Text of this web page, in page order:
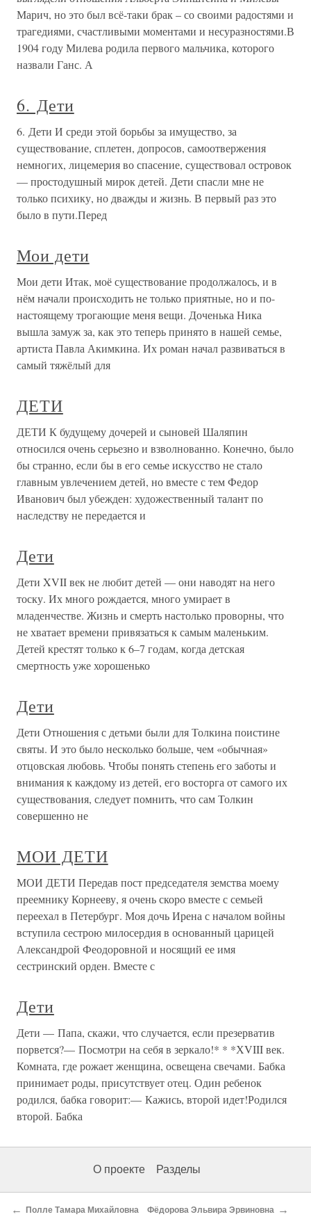
Марич, но это был всё-таки брак – со своими радостями и
трагедиями, счастливыми моментами и несуразностями.В
1904 году Милева родила первого мальчика, которого
назвали Ганс. А
6. Дети
6. Дети И среди этой борьбы за имущество, за
существование, сплетен, допросов, самоотвержения
немногих, лицемерия во спасение, существовал островок
— простодушный мирок детей. Дети спасли мне не
только психику, но дважды и жизнь. В первый раз это
было в пути.Перед
Мои дети
Мои дети Итак, моё существование продолжалось, и в
нём начали происходить не только приятные, но и по-
настоящему трогающие меня вещи. Доченька Ника
вышла замуж за, как это теперь принято в нашей семье,
артиста Павла Акимкина. Их роман начал развиваться в
самый тяжёлый для
ДЕТИ
ДЕТИ К будущему дочерей и сыновей Шаляпин
относился очень серьезно и взволнованно. Конечно, было
бы странно, если бы в его семье искусство не стало
главным увлечением детей, но вместе с тем Федор
Иванович был убежден: художественный талант по
наследству не передается и
Дети
Дети XVII век не любит детей — они наводят на него
тоску. Их много рождается, много умирает в
младенчестве. Жизнь и смерть настолько проворны, что
не хватает времени привязаться к самым маленьким.
Детей крестят только к 6–7 годам, когда детская
смертность уже хорошенько
Дети
Дети Отношения с детьми были для Толкина поистине
святы. И это было несколько больше, чем «обычная»
отцовская любовь. Чтобы понять степень его заботы и
внимания к каждому из детей, его восторга от самого их
существования, следует помнить, что сам Толкин
совершенно не
МОИ ДЕТИ
МОИ ДЕТИ Передав пост председателя земства моему
преемнику Корнееву, я очень скоро вместе с семьей
переехал в Петербург. Моя дочь Ирена с началом войны
вступила сестрою милосердия в основанный царицей
Александрой Феодоровной и носящий ее имя
сестринский орден. Вместе с
Дети
Дети — Папа, скажи, что случается, если презерватив
порвется?— Посмотри на себя в зеркало!* * *ХVIII век.
Комната, где рожает женщина, освещена свечами. Бабка
принимает роды, присутствует отец. Один ребенок
родился, бабка говорит:— Кажись, второй идет!Родился
второй. Бабка
О проекте Разделы
← Полле Тамара Михайловна Фёдорова Эльвира Эрвиновна →